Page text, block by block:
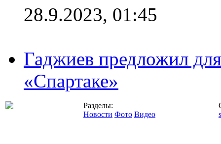
28.9.2023, 01:45
Гаджиев предложил
«Спартаке»
Разделы:
Новости Фото Видео